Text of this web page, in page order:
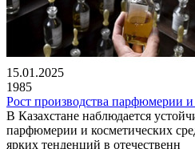
15.01.2025
1985
Рост производства парфюмерии и
В Казахстане наблюдается
парфюмерии и косметических
ярких тенденций в отечественн